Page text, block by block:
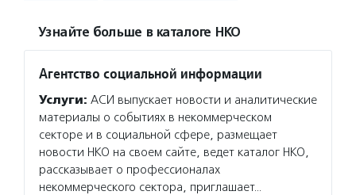
Узнайте больше в каталоге НКО
Агентство социальной информации
Услуги: АСИ выпускает новости и аналитические
материалы о событиях в некоммерческом
секторе и в социальной сфере, размещает
новости НКО на своем сайте, ведет каталог НКО,
рассказывает о профессионалах
некоммерческого сектора, приглашает…